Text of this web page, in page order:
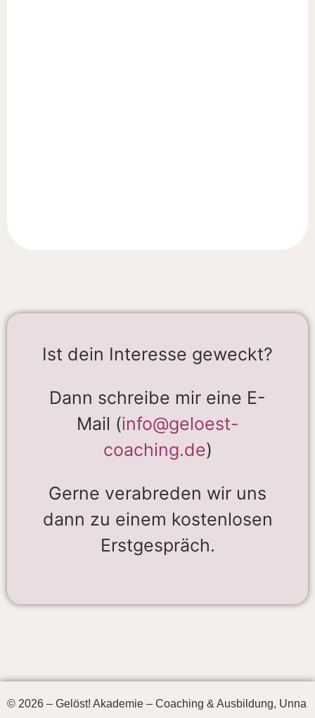
Ist dein Interesse geweckt?
Dann schreibe mir eine E-
Mail (info@geloest-
coaching.de)
Gerne verabreden wir uns
dann zu einem kostenlosen
Erstgespräch.
© 2026 – Gelöst! Akademie – Coaching & Ausbildung, Unna